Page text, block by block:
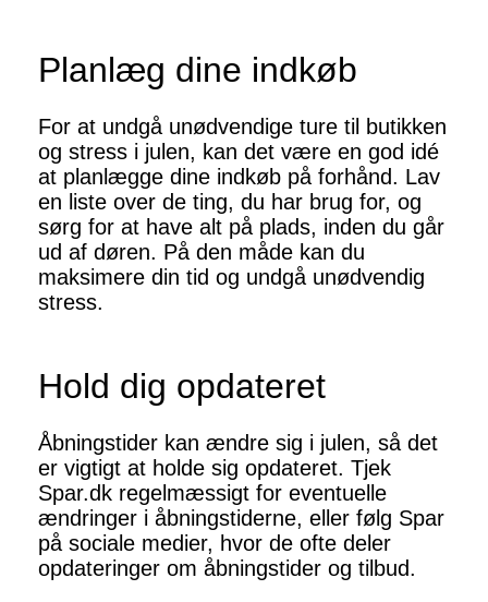
Planlæg dine indkøb
For at undgå unødvendige ture til butikken
og stress i julen, kan det være en god idé
at planlægge dine indkøb på forhånd. Lav
en liste over de ting, du har brug for, og
sørg for at have alt på plads, inden du går
ud af døren. På den måde kan du
maksimere din tid og undgå unødvendig
stress.
Hold dig opdateret
Åbningstider kan ændre sig i julen, så det
er vigtigt at holde sig opdateret. Tjek
Spar.dk regelmæssigt for eventuelle
ændringer i åbningstiderne, eller følg Spar
på sociale medier, hvor de ofte deler
opdateringer om åbningstider og tilbud.